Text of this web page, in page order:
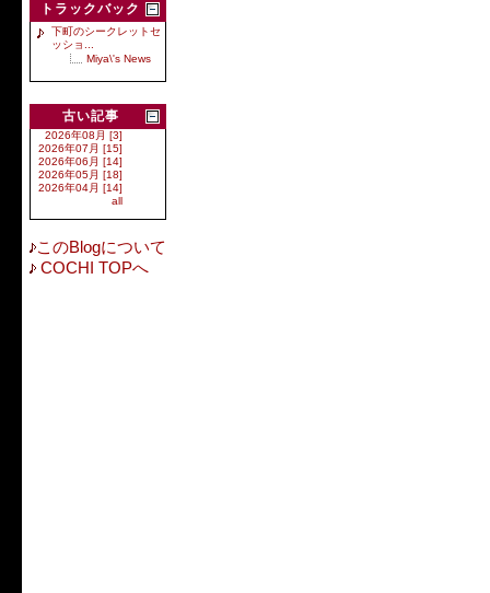
トラックバック
下町のシークレットセ
ッショ...
Miya\'s News
古い記事
2026年08月 [3]
2026年07月 [15]
2026年06月 [14]
2026年05月 [18]
2026年04月 [14]
all
このBlogについて
COCHI TOPへ